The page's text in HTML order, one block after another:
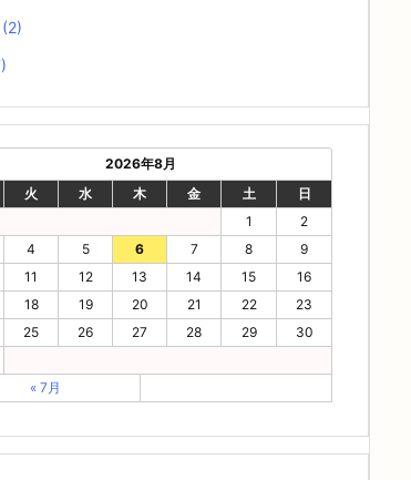
(2)
2026年8月
火 水 木 金 土
日
1
2
4 5 6 7 8
9
11 12 13 14 15
16
18 19 20 21 22
23
25 26 27 28 29
30
« 7月